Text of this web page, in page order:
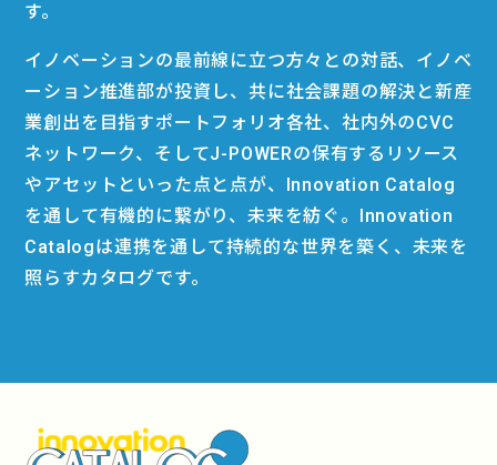
す。
イノベーションの最前線に立つ方々との対話、イノベ
ーション推進部が投資し、共に社会課題の解決と新産
業創出を目指すポートフォリオ各社、社内外のCVC
ネットワーク、そしてJ-POWERの保有するリソース
やアセットといった点と点が、Innovation Catalog
を通して有機的に繋がり、未来を紡ぐ。Innovation
Catalogは連携を通して持続的な世界を築く、未来を
照らすカタログです。